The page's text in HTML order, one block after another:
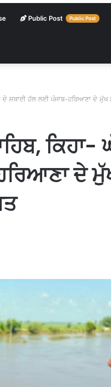
Public Post Public Post
ਦੇ ਸਥਾਈ ਹੱਲ ਲਈ ਪੰਜਾਬ-ਹਰਿਆਣਾ ਦੇ
ਦੇ